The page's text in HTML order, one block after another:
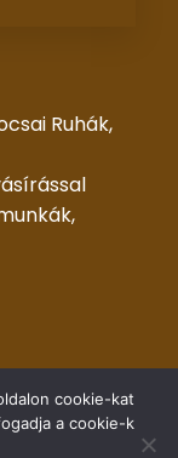
Ruhák,
fenntartva |
cookie-kat
a cookie-k